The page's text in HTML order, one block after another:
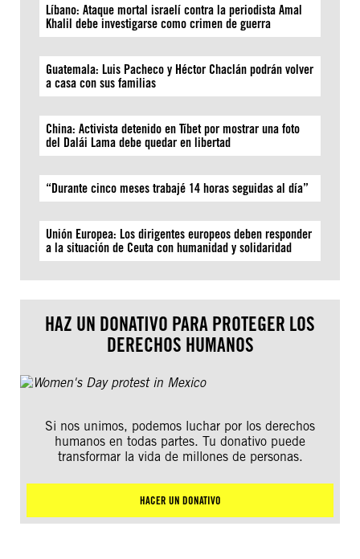
Líbano: Ataque mortal israelí contra la periodista Amal
Khalil debe investigarse como crimen de guerra
Guatemala: Luis Pacheco y Héctor Chaclán podrán volver
a casa con sus familias
China: Activista detenido en Tíbet por mostrar una foto
del Dalái Lama debe quedar en libertad
“Durante cinco meses trabajé 14 horas seguidas al día”
Unión Europea: Los dirigentes europeos deben responder
a la situación de Ceuta con humanidad y solidaridad
HAZ UN DONATIVO PARA PROTEGER LOS
DERECHOS HUMANOS
Si nos unimos, podemos luchar por los derechos
humanos en todas partes. Tu donativo puede
transformar la vida de millones de personas.
HACER UN DONATIVO